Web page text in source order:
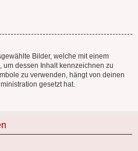
Bilder, welche mit einem
dessen Inhalt kennzeichnen zu
zu verwenden, hängt von deinen
gesetzt hat.